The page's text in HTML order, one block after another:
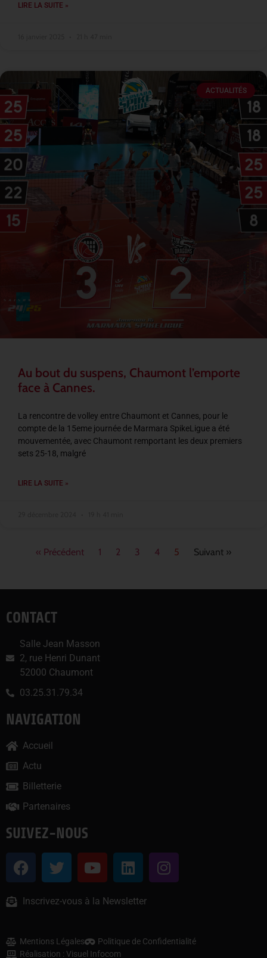
LIRE LA SUITE »
ACTUALITÉS
Au bout du suspens, Chaumont l’emporte
face à Cannes.
La rencontre de volley entre Chaumont et Cannes, pour le
compte de la 15eme journée de Marmara SpikeLigue a été
mouvementée, avec Chaumont remportant les deux premiers
sets 25-18, malgré
LIRE LA SUITE »
« Précédent 1 2 3 4 5 Suivant »
CONTACT
Salle Jean Masson
2, rue Henri Dunant
52000 Chaumont
03.25.31.79.34
NAVIGATION
Accueil
Actu
Billetterie
Partenaires
SUIVEZ-NOUS
Inscrivez-vous à la Newsletter
Mentions Légales
Politique de Confidentialité
Réalisation : Visuel Infocom